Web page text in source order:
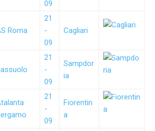
09
Roma
21
-
09
Cagliari
21
-
09
Sampdor
ia
21
-
09
Fiorentin
a